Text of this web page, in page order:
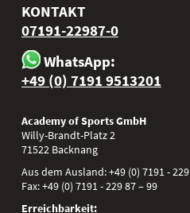
KONTAKT
07191-22987-0
WhatsApp:
+49 (0) 7191 9513201
Academy of Sports GmbH
Willy-Brandt-Platz 2
71522 Backnang
Aus dem Ausland:+49 (0) 7191 -
Fax:+49 (0) 7191 - 229 87 – 99
Erreichbarkeit: